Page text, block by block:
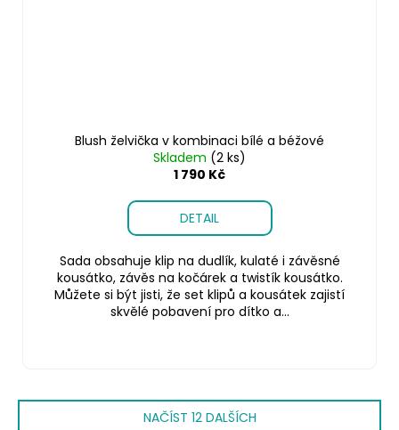
Blush želvička v kombinaci bílé a béžové
Skladem (2 ks)
1 790 Kč
DETAIL
Sada obsahuje klip na dudlík, kulaté i závěsné
kousátko, závěs na kočárek a twistík kousátko.
Můžete si být jisti, že set klipů a kousátek zajistí
skvělé pobavení pro dítko a...
NAČÍST 12 DALŠÍCH